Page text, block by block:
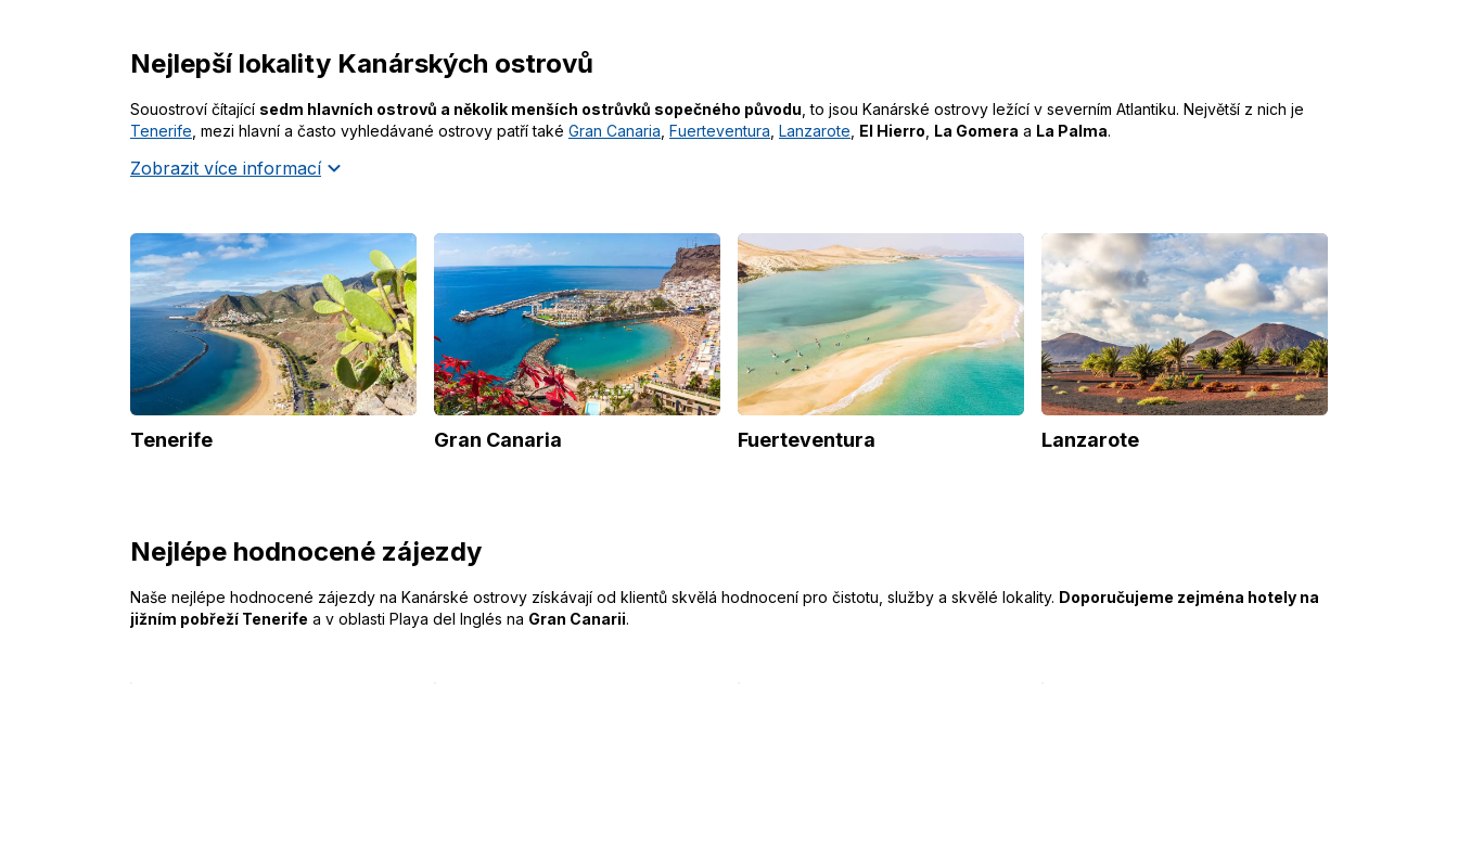
Nejlepší lokality Kanárských ostrovů
Souostroví čítající sedm hlavních ostrovů a několik menších ostrůvků sopečného původu , to jsou Kanárské ostrovy ležící v severním Atlantiku. Největší z nich je
Tenerife , mezi hlavní a často vyhledávané ostrovy patří také Gran Canaria Fuerteventura Lanzarote El Hierro La Gomera a La Palma.
Zobrazit více informací
Tenerife Gran Canaria Fuerteventura Lanzarote
Nejlépe hodnocené zájezdy
Naše nejlépe hodnocené zájezdy na Kanárské ostrovy získávají od klientů skvělá hodnocení pro čistotu, služby a skvělé lokality. Doporučujeme zejména hotely na
jižním pobřeží Tenerife a v oblasti Playa del Inglés na Gran Canarii.